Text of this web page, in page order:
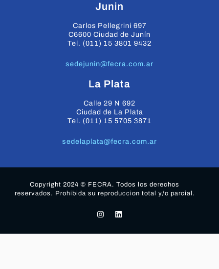
Junin
Carlos Pellegrini 697
C6600 Ciudad de Junín
Tel. (011) 15 3801 9432
sedejunin@fecra.com.ar
La Plata
Calle 29 N 692
Ciudad de La Plata
Tel. (011) 15 5705 3871
sedelaplata@fecra.com.ar
Copyright 2024 © FECRA. Todos los derechos
reservados. Prohibida su reproduccion total y/o parcial.